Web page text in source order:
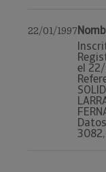
22/01/1997
el